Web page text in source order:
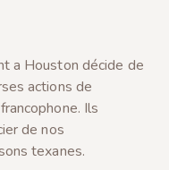
a Houston décide de
actions de
Ils
de nos
texanes.